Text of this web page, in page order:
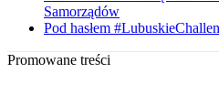
Samorządów
Pod hasłem
Promowane treści